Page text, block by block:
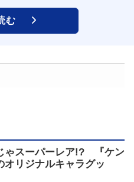
む
ゃスーパーレア!? 『ケン
オリジナルキャラグッ